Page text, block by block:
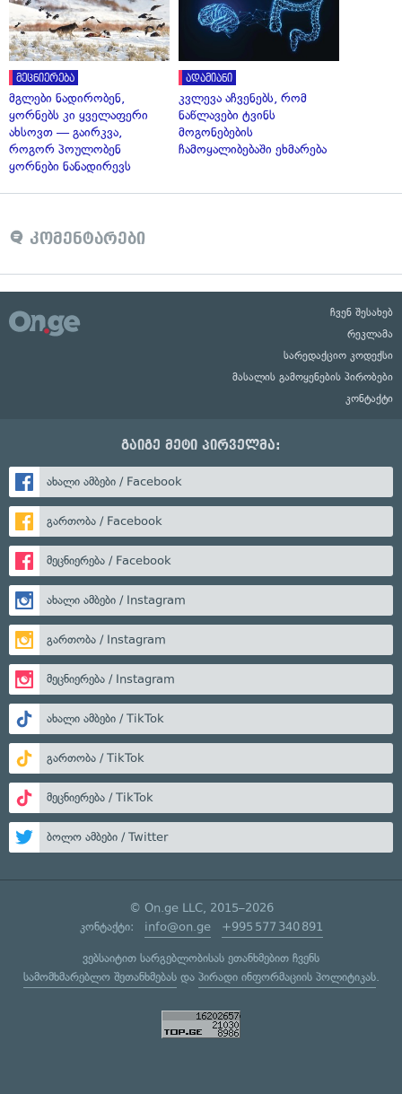
მეცნიერება
მგლები ნადირობენ,
ყორნებს კი ყველაფერი
ახსოვთ — გაირკვა,
როგორ პოულობენ
ყორნები ნანადირევს
ადამიანი
კვლევა აჩვენებს, რომ
ნაწლავები ტვინს
მოგონებების
ჩამოყალიბებაში ეხმარება
კომენტარები
ჩვენ შესახებ
რეკლამა
სარედაქციო კოდექსი
მასალის გამოყენების პირობები
კონტაქტი
გაიგე მეტი პირველმა:
ახალი ამბები / Facebook
გართობა / Facebook
მეცნიერება / Facebook
ახალი ამბები / Instagram
გართობა / Instagram
მეცნიერება / Instagram
ახალი ამბები / TikTok
გართობა / TikTok
მეცნიერება / TikTok
ბოლო ამბები / Twitter
© On.ge LLC, 2015–2026
კონტაქტი: info@on.ge +995 577 340 891
ვებსაიტით სარგებლობისას ეთანხმებით ჩვენს
სამომხმარებლო შეთანხმებასდა პირადი ინფორმაციის პოლიტიკას.